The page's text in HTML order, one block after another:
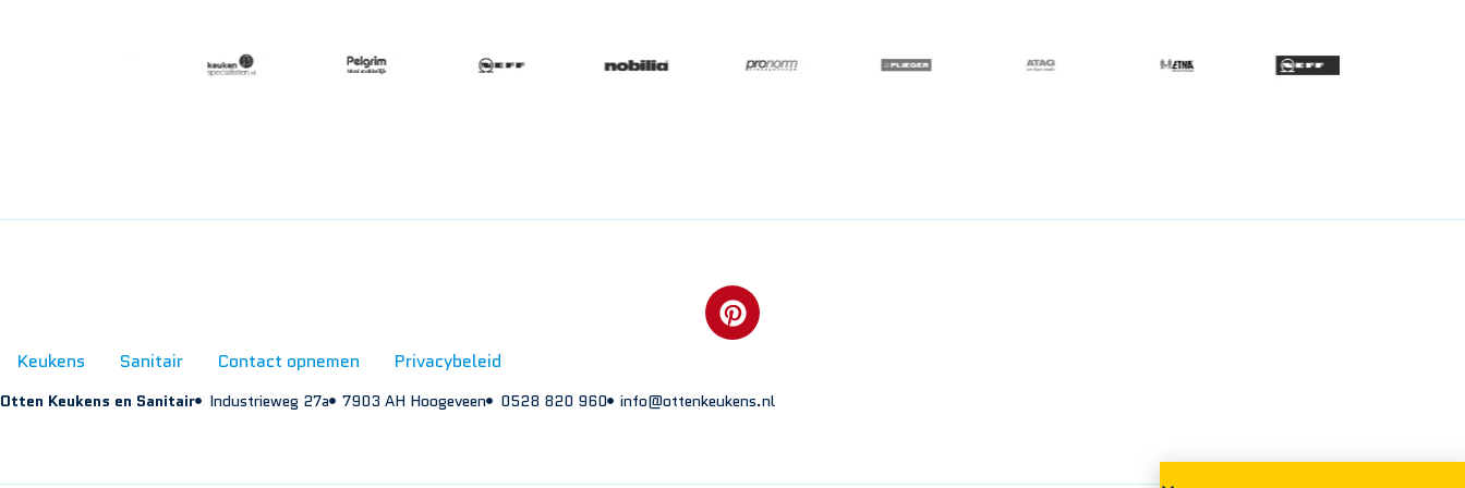
Keukens Sanitair Contact opnemen Privacybeleid
Otten Keukens en Sanitair Industrieweg 27a 7903 AH Hoogeveen 0528 820 960 info@ottenkeukens.nl